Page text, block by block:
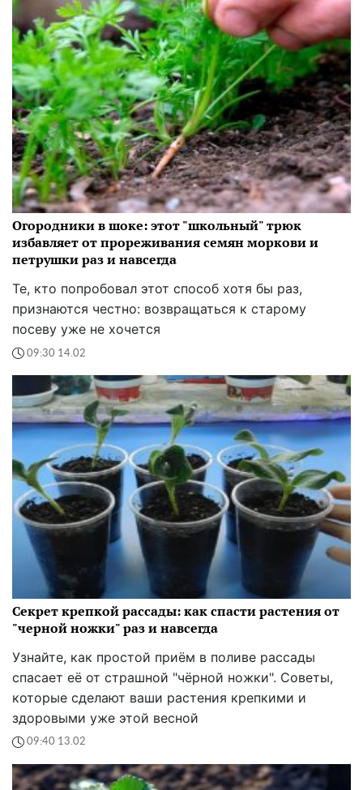
Огородники в шоке: этот "школьный" трюк
избавляет от прореживания семян моркови и
петрушки раз и навсегда
Те, кто попробовал этот способ хотя бы раз,
признаются честно: возвращаться к старому
посеву уже не хочется
09:30 14.02
Секрет крепкой рассады: как спасти растения от
"черной ножки" раз и навсегда
Узнайте, как простой приём в поливе рассады
спасает её от страшной "чёрной ножки". Советы,
которые сделают ваши растения крепкими и
здоровыми уже этой весной
09:40 13.02